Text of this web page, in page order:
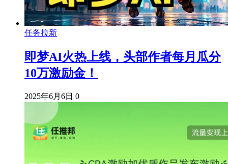
任务拉新
即梦AI火热上线，头部作者每月瓜分
10万激励金！
2025年6月6日 0